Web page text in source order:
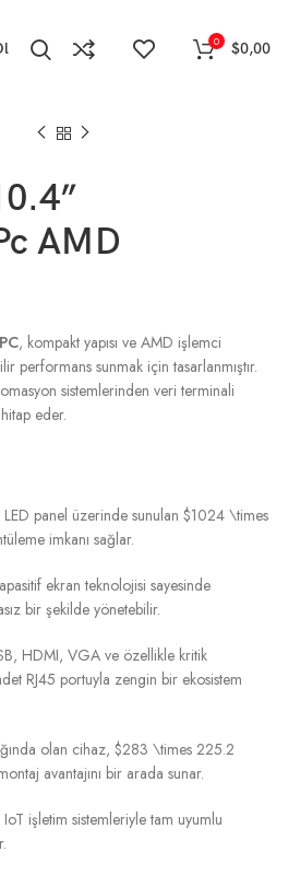
0 $0,00
AMD
, kompakt yapısı ve AMD işlemci
performans sunmak için tasarlanmıştır.
sistemlerinden veri terminali
eder.
panel üzerinde sunulan $1024 \times
imkanı sağlar.
ekran teknolojisi sayesinde
bir şekilde yönetebilir.
HDMI, VGA ve özellikle kritik
RJ45 portuyla zengin bir ekosistem
olan cihaz, $283 \times 225.2
avantajını bir arada sunar.
işletim sistemleriyle tam uyumlu